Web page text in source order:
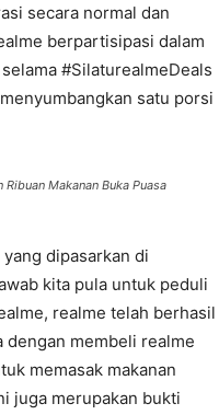
secara normal dan
berpartisipasi dalam
#SilaturealmeDeals
satu porsi
Makanan Buka Puasa
dipasarkan di
kita pula untuk peduli
realme telah berhasil
dengan membeli realme
memasak makanan
juga merupakan bukti